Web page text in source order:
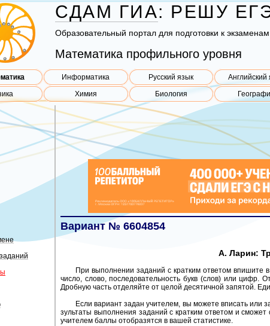
СДАМ ГИА: РЕШУ
Об­ра­зо­ва­тель­ный пор­тал для под­го­тов­ки к эк­за­ме­нам
Математика профильного уровня
Информатика Русский язык Английский
Химия Биология
Вариант № 6604854
А. Ларин:
При вы­пол­не­нии за­да­ний с крат­ким от­ве­том впи­ши­те
число, слово, по­сле­до­ва­тель­ность букв (слов) или цифр.
Дроб­ную часть от­де­ляй­те от целой де­ся­тич­ной за­пя­той.
Если ва­ри­ант задан учи­те­лем, вы мо­же­те впи­сать или
зуль­та­ты вы­пол­не­ния за­да­ний с крат­ким от­ве­том и
учи­те­лем баллы отоб­ра­зят­ся в вашей ста­ти­сти­ке.